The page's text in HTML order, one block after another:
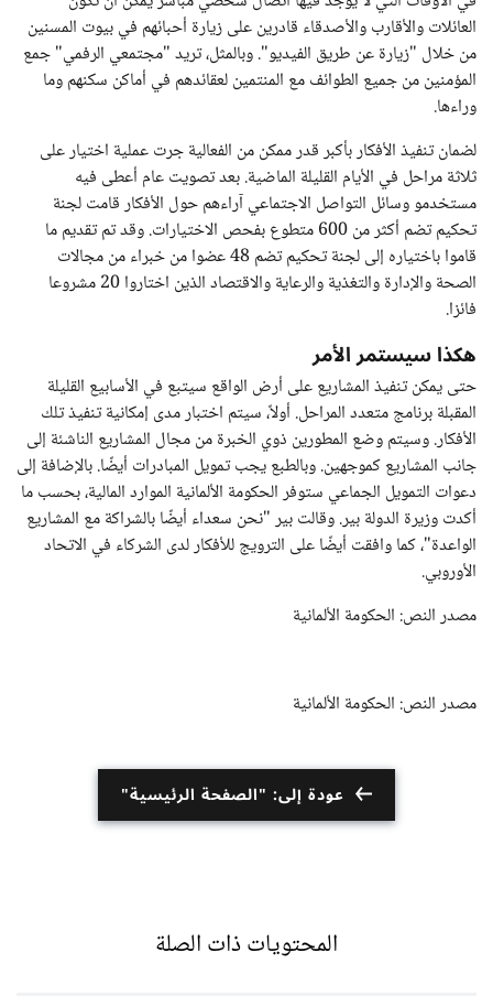
العائلات والأقارب والأصدقاء قادرين على زيارة أحبائهم في بيوت المسنين
من خلال "زيارة عن طريق الفيديو". وبالمثل، تريد "مجتمعي الرفمي" جمع
المؤمنين من جميع الطوائف مع المنتمين لعقائدهم في أماكن سكنهم وما
وراءها.
لضمان تنفيذ الأفكار بأكبر قدر ممكن من الفعالية جرت عملية اختيار على
ثلاثة مراحل في الأيام القليلة الماضية. بعد تصويت عام أعطى فيه
مستخدمو وسائل التواصل الاجتماعي آراءهم حول الأفكار قامت لجنة
تحكيم تضم أكثر من 600 متطوع بفحص الاختيارات. وقد تم تقديم ما
قاموا باختياره إلى لجنة تحكيم تضم 48 عضوا من خبراء من مجالات
الصحة والإدارة والتغذية والرعاية والاقتصاد الذين اختاروا 20 مشروعا
فائزا.
هكذا سيستمر الأمر
حتى يمكن تنفيذ المشاريع على أرض الواقع سيتبع في الأسابيع القليلة
المقبلة برنامج متعدد المراحل. أولاً، سيتم اختبار مدى إمكانية تنفيذ تلك
الأفكار. وسيتم وضع المطورين ذوي الخبرة من مجال المشاريع الناشئة إلى
جانب المشاريع كموجهين. وبالطبع يجب تمويل المبادرات أيضًا. بالإضافة إلى
دعوات التمويل الجماعي ستوفر الحكومة الألمانية الموارد المالية، بحسب ما
أكدت وزيرة الدولة بير. وقالت بير "نحن سعداء أيضًا بالشراكة مع المشاريع
الواعدة"، كما وافقت أيضًا على الترويج للأفكار لدى الشركاء في الاتحاد
الأوروبي.
مصدر النص: الحكومة الألمانية
مصدر النص: الحكومة الألمانية
عودة إلى: "الصفحة الرئيسية"
المحتويات ذات الصلة